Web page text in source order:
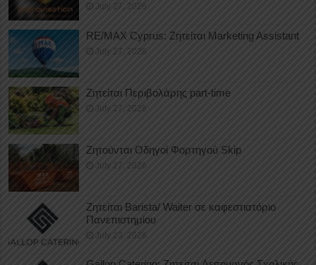
July 27, 2026
RE/MAX Cyprus: Ζητείται Marketing Assistant
July 27, 2026
Ζητείται Περιβολάρης part-time
July 27, 2026
Ζητούνται Οδηγοί Φορτηγού Skip
July 27, 2026
Ζητείται Barista/ Waiter σε καφεστιατόριο
Πανεπιστημίου
July 23, 2026